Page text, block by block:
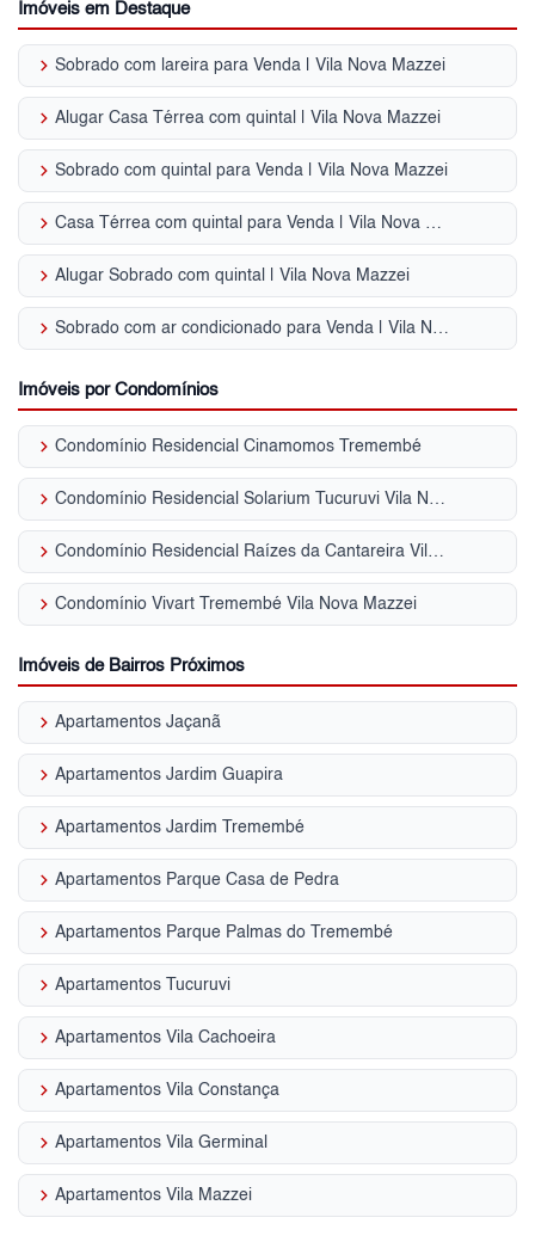
Imóveis em Destaque
keyboard_arrow_right Sobrado com lareira para Venda | Vila Nova Mazzei
keyboard_arrow_right Alugar Casa Térrea com quintal | Vila Nova Mazzei
keyboard_arrow_right Sobrado com quintal para Venda | Vila Nova Mazzei
keyboard_arrow_right Casa Térrea com quintal para Venda | Vila Nova Mazzei
keyboard_arrow_right Alugar Sobrado com quintal | Vila Nova Mazzei
keyboard_arrow_right Sobrado com ar condicionado para Venda | Vila Nova Mazzei
Imóveis por Condomínios
keyboard_arrow_right Condomínio Residencial Cinamomos Tremembé
keyboard_arrow_right Condomínio Residencial Solarium Tucuruvi Vila Nova Mazzei
keyboard_arrow_right Condomínio Residencial Raízes da Cantareira Vila Nova Mazzei
keyboard_arrow_right Condomínio Vivart Tremembé Vila Nova Mazzei
Imóveis de Bairros Próximos
keyboard_arrow_right Apartamentos Jaçanã
keyboard_arrow_right Apartamentos Jardim Guapira
keyboard_arrow_right Apartamentos Jardim Tremembé
keyboard_arrow_right Apartamentos Parque Casa de Pedra
keyboard_arrow_right Apartamentos Parque Palmas do Tremembé
keyboard_arrow_right Apartamentos Tucuruvi
keyboard_arrow_right Apartamentos Vila Cachoeira
keyboard_arrow_right Apartamentos Vila Constança
keyboard_arrow_right Apartamentos Vila Germinal
keyboard_arrow_right Apartamentos Vila Mazzei